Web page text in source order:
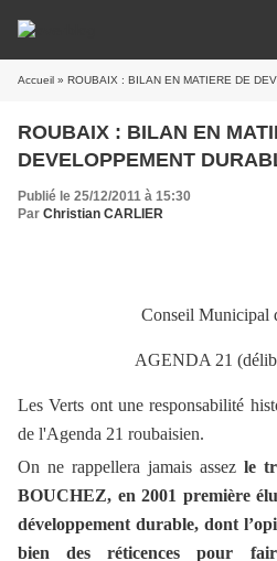
Accueil » ROUBAIX : BILAN EN MATIERE DE
ROUBAIX : BILAN EN
DEVELOPPEMENT
Publié le 25/12/2011 à 15:30
Par Christian CARLIER
Conseil Municipal
AGENDA 21
Les Verts ont une responsabilité
de l'Agenda 21 roubaisien.
On ne rappellera jamais assez le
BOUCHEZ, en 2001 première
développement durable, dont
bien des réticences pour